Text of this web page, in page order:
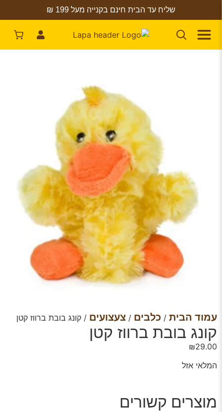
שליח עד הבית חינם בקנייה מעל 199 ₪
עמוד הבית / כלבים / צעצועים / קונג בובת ברווז קטן
קונג בובת ברווז קטן
₪29.00
המלאי אזל
מוצרים קשורים